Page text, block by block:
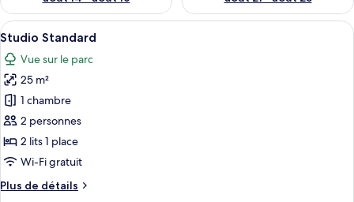
Afficher
toutes
les
photos
pour
ce
type
de
chambre :
Studio
Une chambre d’hôtel avec un
5
Studio Standard
Vue sur le parc
25 m²
1 chambre
2 personnes
2 lits 1 place
Wi-Fi gratuit
Plus de détails
Plus